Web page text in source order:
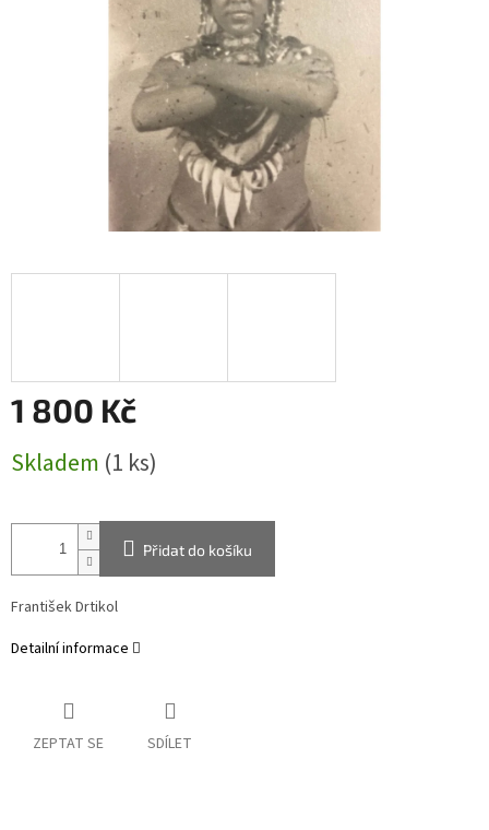
1 800 Kč
cena:
Skladem (1 ks)
Přidat do košíku
František Drtikol
Detailní informace
ZEPTAT SE SDÍLET